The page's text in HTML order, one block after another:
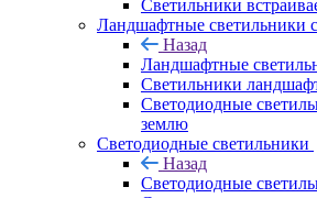
Светильники
Ландшафтные светильники
Назад
Ландшафтные
Светильники
Светодиодные
землю
Светодиодные светильники
Назад
Светодиодные